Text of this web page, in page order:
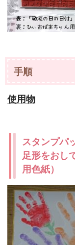
手順
使用物
スタンプパ
足形をおし
用色紙）